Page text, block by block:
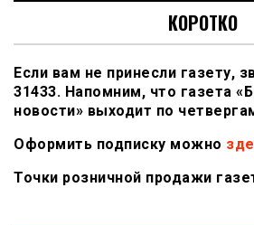
КОРОТКО
Если вам не принесли газету,
31433. Напомним, что газета
новости» выходит по
Оформить подписку можно
Точки розничной продажи